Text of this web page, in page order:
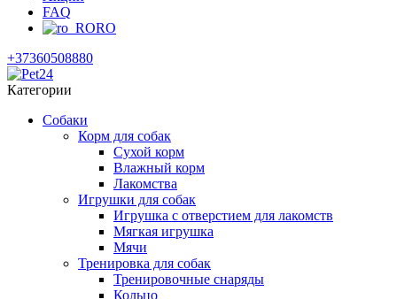
FAQ
RO
+37360508880
Категории
Собаки
Корм для собак
Сухой корм
Влажный корм
Лакомства
Игрушки для собак
Игрушка с отверстием для лакомств
Мягкая игрушка
Мячи
Тренировка для собак
Тренировочные снаряды
Кольцо